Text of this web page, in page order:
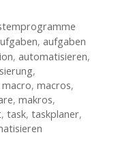
, aufgaben
, automatisieren,
,
macro, macros,
, makros,
, task, taskplaner,